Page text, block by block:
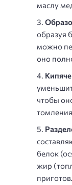
маслу
образуя
можно
оно
чтобы
белок
жир